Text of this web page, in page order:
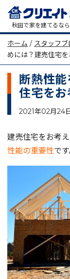
メインナビゲー
秋田で家を建てるな
ホーム / スタッフブ
めには？建売住宅を
断熱性
住宅をお
2021年02月24
建売住宅をお考
性能の重要性です